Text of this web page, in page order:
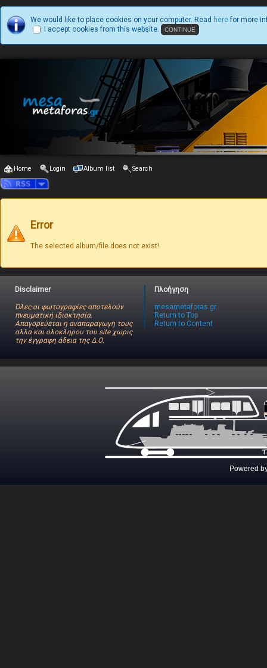
We would like to place cookies on your computer. Read here for more
I accept cookies from this website.
Home Login Album list Search
Error
The selected album/file does not exist!
Disclaimer
Όλες οι φωτογραφίες αποτελούν
πνευματική ιδιοκτησία.
Απαγορεύεται η αναπαραγωγη τους
αλλα και ολοκληρου του site χωρις
την έγγραφη άδεια της Δ.Ο.
Πλοήγηση
mesametaforas.gr
Return to Top
Return to Content
Powered